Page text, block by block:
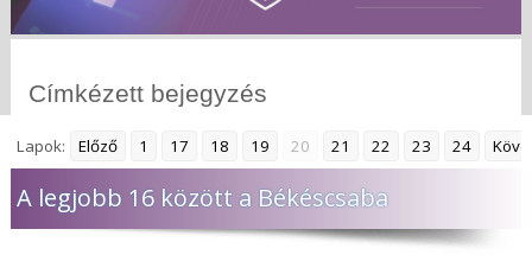
Címkézett bejegyzés
Lapok: Előző 1 17 18 19 20 21 22 23 24
A legjobb 16 között a Békéscsaba